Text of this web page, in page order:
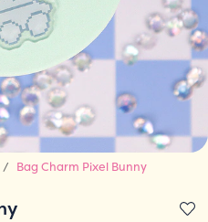
Bag Charm Pixel Bunny